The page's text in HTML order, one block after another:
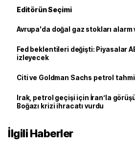
Editörün Seçimi
Avrupa'da doğal gaz stokları alarm
Fed beklentileri değişti: Piyasalar
izleyecek
Citi ve Goldman Sachs petrol
Irak, petrol geçişi için İran’la
Boğazı krizi ihracatı vurdu
İlgili Haberler